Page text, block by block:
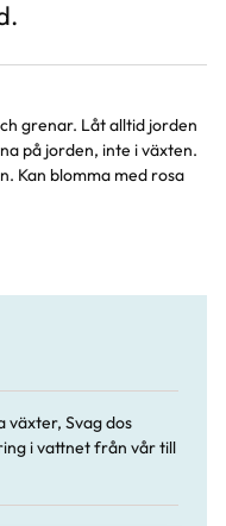
grenar. Låt alltid jorden
på jorden, inte i växten.
Kan blomma med rosa
Svag dos
i vattnet från vår till